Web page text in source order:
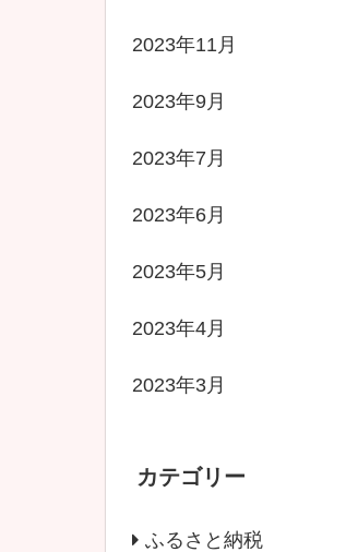
2023年11月
2023年9月
2023年7月
2023年6月
2023年5月
2023年4月
2023年3月
カテゴリー
ふるさと納税